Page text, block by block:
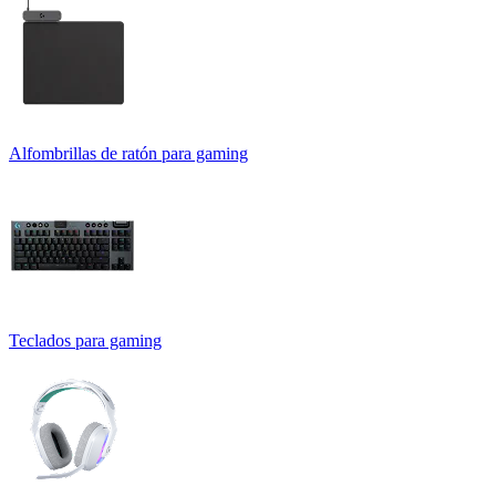
Alfombrillas de ratón para gaming
Teclados para gaming